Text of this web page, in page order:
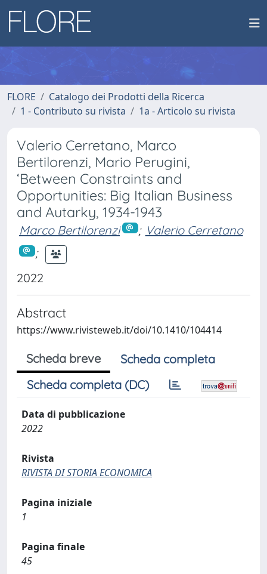
FLORE
Catalogo dei Prodotti della Ricerca
1 - Contributo su rivista
1a - Articolo su rivista
Valerio Cerretano, Marco
Bertilorenzi, Mario Perugini,
‘Between Constraints and
Opportunities: Big Italian Business
and Autarky, 1934-1943
Marco Bertilorenzi ; Valerio Cerretano
;
2022
Abstract
https://www.rivisteweb.it/doi/10.1410/104414
Scheda breve
Scheda completa
Scheda completa (DC)
Data di pubblicazione
2022
Rivista
RIVISTA DI STORIA ECONOMICA
Pagina iniziale
1
Pagina finale
45